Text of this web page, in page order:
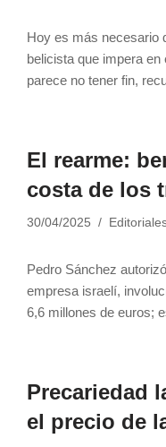
Hoy es más necesario
belicista que impera
parece no tener fin,
El rearme:
costa de los
30/04/2025
Pedro Sánchez
empresa israelí,
6,6 millones de euros;
Precariedad
el precio de